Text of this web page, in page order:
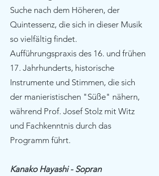
Suche nach dem Höheren, der
Quintessenz, die sich in dieser Musik
so vielfältig findet.
Aufführungspraxis des 16. und frühen
17. Jahrhunderts, historische
Instrumente und Stimmen, die sich
der manieristischen "Süße" nähern,
während Prof. Josef Stolz mit Witz
und Fachkenntnis durch das
Programm führt.
Kanako Hayashi - Sopran